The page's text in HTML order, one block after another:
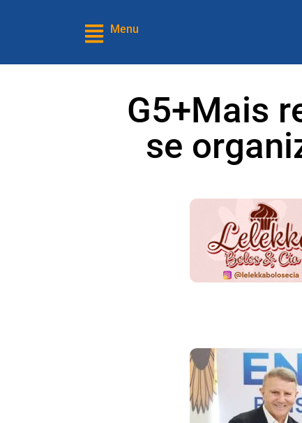
Menu
G5+Mais
se